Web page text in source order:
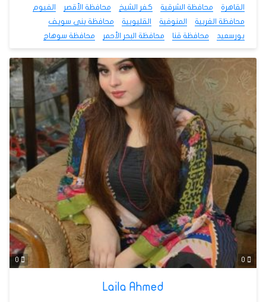
القاهرة
محافظة الشرقية كفر الشيخ محافظة الأقصر
الفيوم
محافظة الغربية
المنوفية القليوبية
محافظة بنى سويف
بورسعيد
محافظة قنا محافظة البحر الأحمر محافظة سوهاج
0
Laila Ahmed